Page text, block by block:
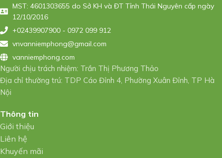
MST: 4601303655 do Sở KH và ĐT Tỉnh Thái Nguyên cấp ngày
12/10/2016
+02439907900 - 0972 099 912
vnvanniemphong@gmail.com
vanniemphong.com
Người chịu trách nhiệm: Trần Thị Phương Thảo
Địa chỉ thường trú: TDP Cáo Đỉnh 4, Phường Xuân Đỉnh, TP Hà
Nội
Thông tin
Giới thiệu
Liên hệ
Khuyến mãi